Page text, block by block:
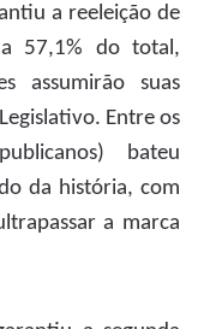
a reeleição de
a 57,1% do total,
assumirão suas
Entre os
bateu
da história, com
a marca